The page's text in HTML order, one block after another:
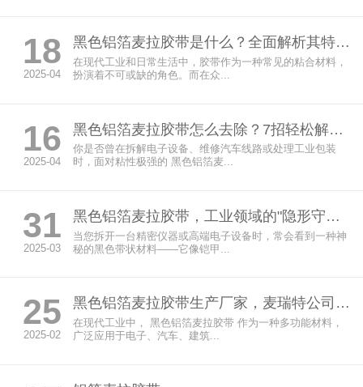
18
2025-04
黑色铝箔麦拉胶带是什么？全面解析其特点与应用
在现代工业和日常生活中，胶带作为一种常见的粘合材料，
扮演着不可或缺的角色。而在众...
16
2025-04
黑色铝箔麦拉胶带怎么去除？7招轻松解决不留痕
你是否曾在拆解电子设备、维修汽车线路或处理工业包装
时，面对粘性极强的 黑色铝箔麦...
31
2025-03
黑色铝箔麦拉胶带，工业领域的"隐形守护者"
当您拆开一台精密仪器或高端电子设备时，常会看到一种神
秘的黑色带状材料——它像铠甲...
25
2025-02
黑色铝箔麦拉胶带生产厂家，麦瑞特公司的创新与品质之路
在现代工业中， 黑色铝箔麦拉胶带 作为一种多功能材料，
广泛应用于电子、汽车、建筑...